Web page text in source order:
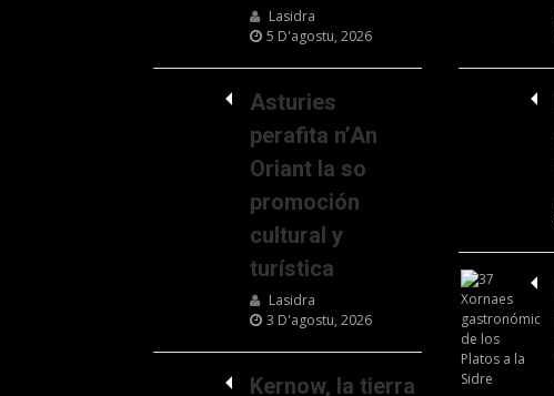
Lasidra
5 D'agostu, 2026
Asturies
perafita n’An
Oriant la so
promoción
cultural y
turística
Lasidra
3 D'agostu, 2026
Kernow, la tierra